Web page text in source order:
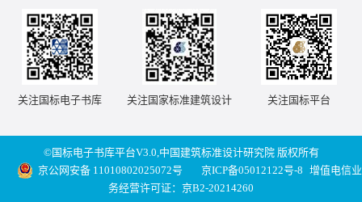
关注国标电子书库 关注国家标准建筑设计 关注国标平台
©国标电子书库平台V3.0,中国建筑标准设计研究院 版权所有
京公网安备 11010802025072号
京ICP备05012122号-8 增值电信业
务经营许可证：京B2-20214260